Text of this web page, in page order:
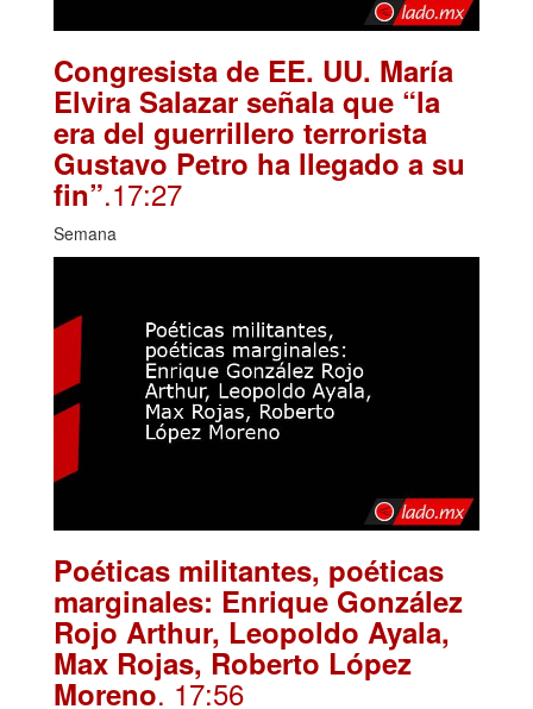
Congresista de EE. UU. María
Elvira Salazar señala que “la
era del guerrillero terrorista
Gustavo Petro ha llegado a su
fin”.17:27
Semana
Poéticas militantes, poéticas
marginales: Enrique González
Rojo Arthur, Leopoldo Ayala,
Max Rojas, Roberto López
Moreno. 17:56